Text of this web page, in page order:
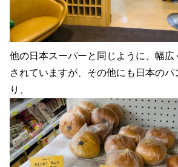
他の日本スーパーと同じように、幅広
されていますが、その他にも日本のパ
り、